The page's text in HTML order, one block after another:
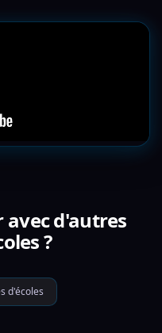
avec d'autres
?
d'écoles